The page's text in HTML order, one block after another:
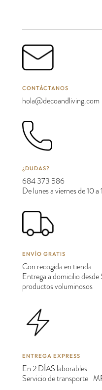
CONTÁCTANOS
hola@decoandliving.com
¿DUDAS?
684 373 586
De lunes a viernes de 10
ENVÍO GRATIS
Con recogida en tienda
Entrega a domicilio
productos voluminosos
ENTREGA EXPRESS
En 2 DÍAS laborables
Servicio de transporte